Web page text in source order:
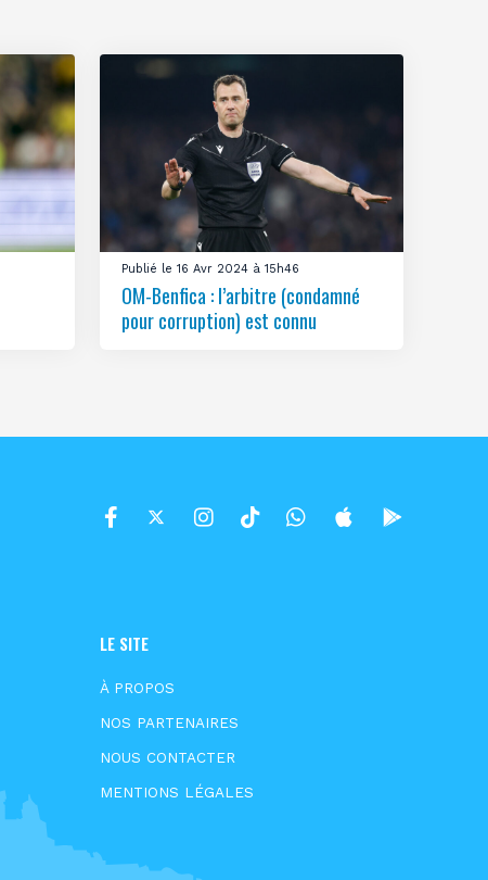
Publié le 16 Avr 2024 à 15h46
OM-Benfica : l’arbitre (condamné
pour corruption) est connu
LE SITE
À PROPOS
NOS PARTENAIRES
NOUS CONTACTER
MENTIONS LÉGALES